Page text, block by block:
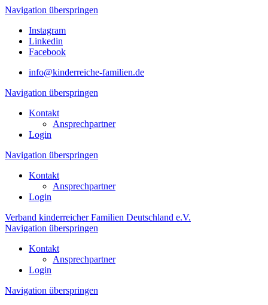
Navigation überspringen
Instagram
Linkedin
Facebook
info@kinderreiche-familien.de
Navigation überspringen
Kontakt
Ansprechpartner
Login
Navigation überspringen
Kontakt
Ansprechpartner
Login
Verband kinderreicher Familien Deutschland e.V.
Navigation überspringen
Kontakt
Ansprechpartner
Login
Navigation überspringen